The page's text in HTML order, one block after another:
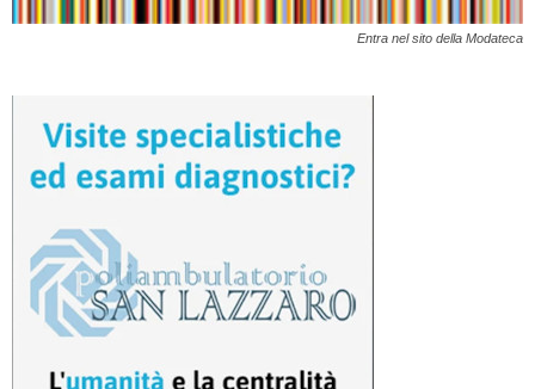
Entra nel sito della Modateca